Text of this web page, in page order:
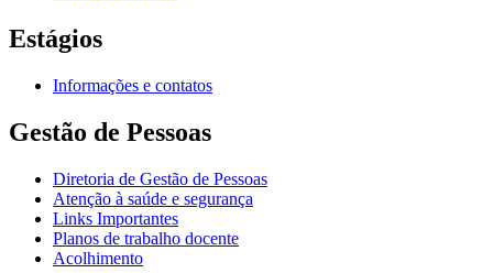
Estágios
Informações e contatos
Gestão de Pessoas
Diretoria de Gestão de Pessoas
Atenção à saúde e segurança
Links Importantes
Planos de trabalho docente
Acolhimento